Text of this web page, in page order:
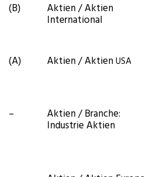
(B) Akti­en / Akti­en
International
(A) Akti­en / Akti­enUSA
– Akti­en / Bran­che:
Indus­trie Aktien